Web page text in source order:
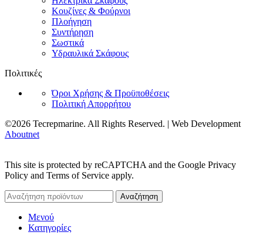
Κουζίνες & Φούρνοι
Πλοήγηση
Συντήρηση
Σωστικά
Υδραυλικά Σκάφους
Πολιτικές
Όροι Χρήσης & Προϋποθέσεις
Πολιτική Απορρήτου
©2026 Tecrepmarine. All Rights Reserved. | Web Development
Aboutnet
This site is protected by reCAPTCHA and the Google Privacy
Policy and Terms of Service apply.
Αναζήτηση
Μενού
Κατηγορίες